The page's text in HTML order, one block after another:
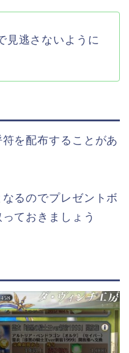
見逃さないように
を配布することがあ
るのでプレゼントボ
ておきましょう